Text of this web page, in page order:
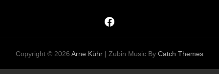
Facebook
Copyright © 2026 Arne Kühr | Zubin Music By Catch Themes